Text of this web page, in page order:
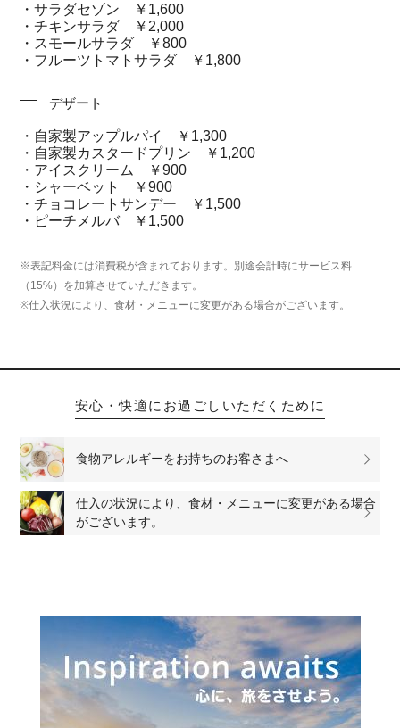
・サラダセゾン ￥1,600
・チキンサラダ ￥2,000
・スモールサラダ ￥800
・フルーツトマトサラダ ￥1,800
デザート
・自家製アップルパイ ￥1,300
・自家製カスタードプリン ￥1,200
・アイスクリーム ￥900
・シャーベット ￥900
・チョコレートサンデー ￥1,500
・ピーチメルバ ￥1,500
※表記料金には消費税が含まれております。別途会計時にサービス料
（15%）を加算させていただきます。
※仕入状況により、食材・メニューに変更がある場合がございます。
安心・快適にお過ごしいただくために
食物アレルギーをお持ちのお客さまへ
仕入の状況により、食材・メニューに変更がある場合
がございます。